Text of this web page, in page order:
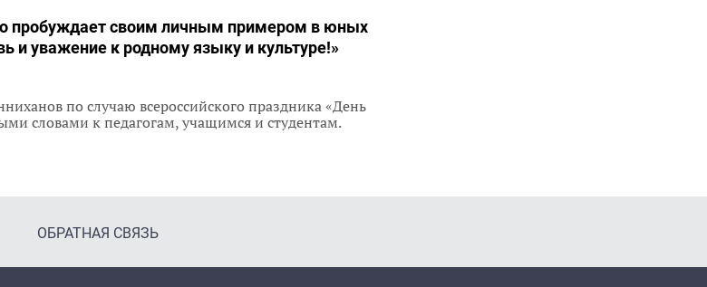
пробуждает своим личным примером в юных
и уважение к родному языку и культуре!»
по случаю всероссийского праздника «День
словами к педагогам, учащимся и студентам.
ОБРАТНАЯ СВЯЗЬ